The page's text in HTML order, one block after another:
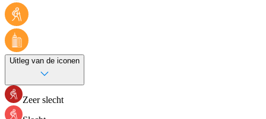
Uitleg van de iconen
Zeer slecht